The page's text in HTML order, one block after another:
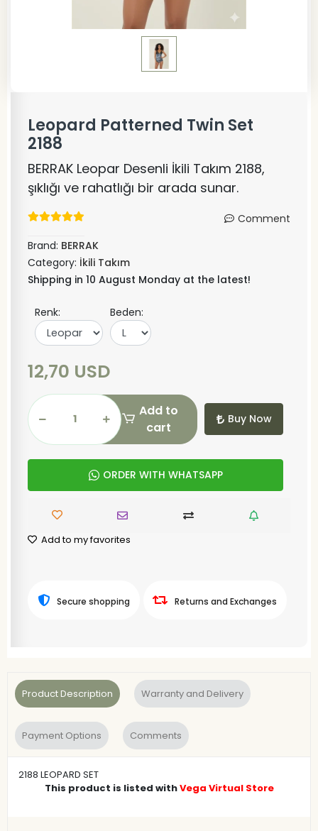
Leopard Patterned Twin Set
2188
BERRAK Leopar Desenli İkili Takım 2188,
şıklığı ve rahatlığı bir arada sunar.
Comment
Brand: BERRAK
Category: İkili Takım
Shipping in 10 August Monday at the latest!
Renk: Beden:
12,70 USD
Add to
cart
Buy Now
ORDER WITH WHATSAPP
Add to my favorites
Secure shopping Returns and Exchanges
Product Description Warranty and Delivery
Payment Options Comments
2188 LEOPARD SET
This product is listed withVega Virtual Store